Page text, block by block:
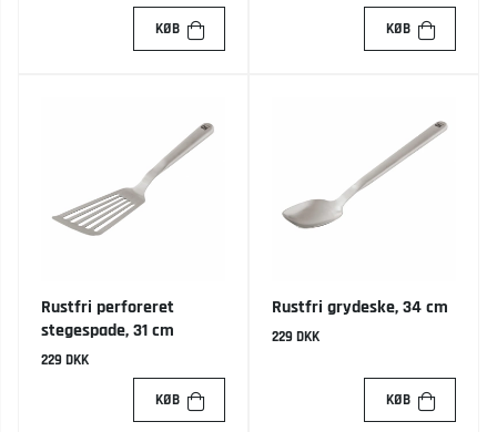
KØB KØB
Rustfri perforeret
stegespade, 31 cm
229 DKK
KØB
Rustfri grydeske, 34 cm
229 DKK
KØB